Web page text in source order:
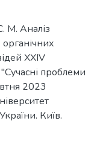
М. Аналіз
XХІV
проблеми
2023
Київ.